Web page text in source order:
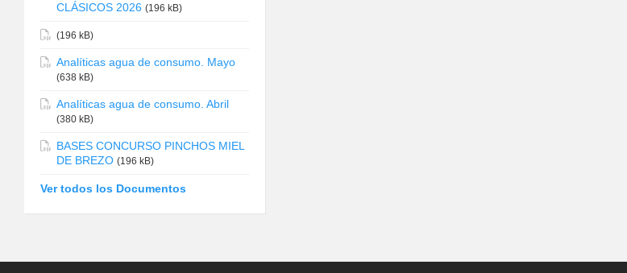
CLÁSICOS 2026 (196 kB)
(196 kB)
Analíticas agua de consumo. Mayo
(638 kB)
Analíticas agua de consumo. Abril
(380 kB)
BASES CONCURSO PINCHOS MIEL
DE BREZO (196 kB)
Ver todos los Documentos